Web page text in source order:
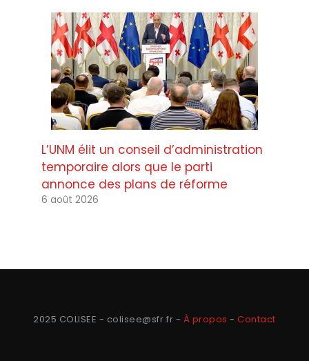
L’UNM élit un conseil d’administration
temporaire alors que le parti
annonce des plans de réforme
6 août 2026
2025 COLISEE - colisee@sfr.fr - À propos -Contact